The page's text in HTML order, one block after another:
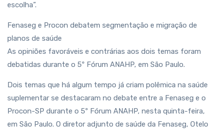
escolha”.
Fenaseg e Procon debatem segmentação e migração de
planos de saúde
As opiniões favoráveis e contrárias aos dois temas foram
debatidas durante o 5º Fórum ANAHP, em São Paulo.
Dois temas que há algum tempo já criam polêmica na saúde
suplementar se destacaram no debate entre a Fenaseg e o
Procon-SP durante o 5º Fórum ANAHP, nesta quinta-feira,
em São Paulo. O diretor adjunto de saúde da Fenaseg, Otelo